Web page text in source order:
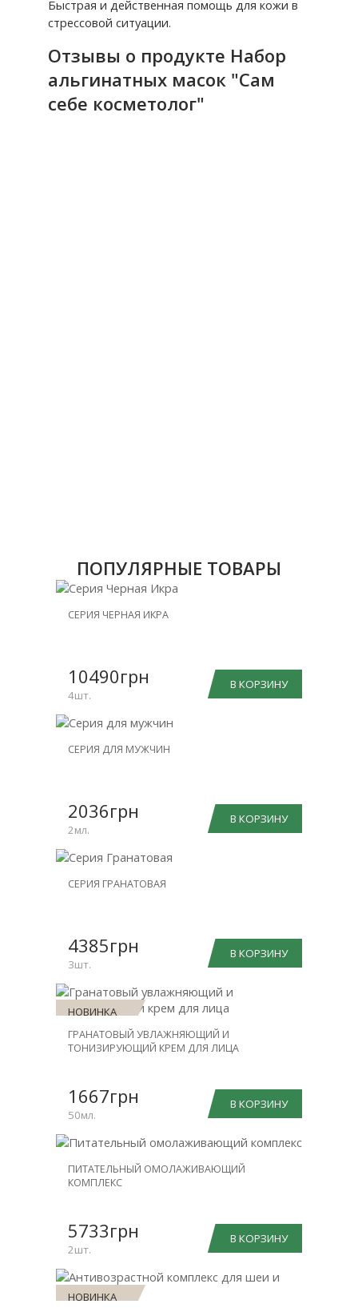
Быстрая и действенная помощь для кожи в
стрессовой ситуации.
Отзывы о продукте Набор
альгинатных масок "Сам
себе косметолог"
ПОПУЛЯРНЫЕ ТОВАРЫ
НОВИНКА
-25%
СЕРИЯ ЧЕРНАЯ ИКРА
В КОРЗИНУ
10490грн
4шт.
НОВИНКА
-15%
СЕРИЯ ДЛЯ МУЖЧИН
В КОРЗИНУ
2036грн
2мл.
НОВИНКА
-20%
СЕРИЯ ГРАНАТОВАЯ
В КОРЗИНУ
4385грн
3шт.
НОВИНКА
ГРАНАТОВЫЙ УВЛАЖНЯЮЩИЙ И
ТОНИЗИРУЮЩИЙ КРЕМ ДЛЯ ЛИЦА
В КОРЗИНУ
1667грн
50мл.
НОВИНКА
-31%
ПИТАТЕЛЬНЫЙ ОМОЛАЖИВАЮЩИЙ
КОМПЛЕКС
В КОРЗИНУ
5733грн
2шт.
НОВИНКА